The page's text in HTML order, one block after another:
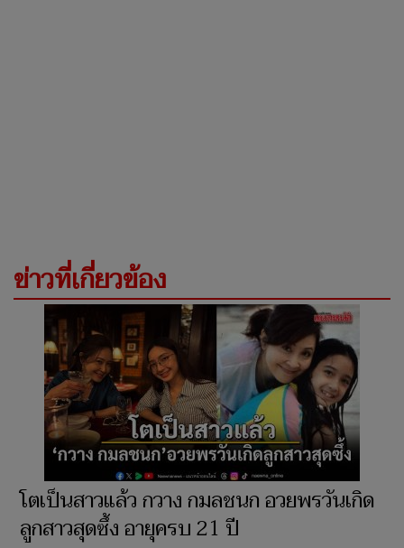
ข่าวที่เกี่ยวข้อง
โตเป็นสาวแล้ว กวาง กมลชนก อวยพรวันเกิด
ลูกสาวสุดซึ้ง อายุครบ 21 ปี